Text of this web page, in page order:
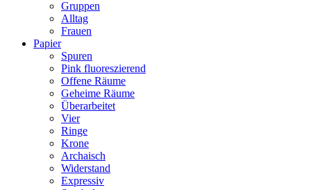
Gruppen
Alltag
Frauen
Papier
Spuren
Pink fluoreszierend
Offene Räume
Geheime Räume
Überarbeitet
Vier
Ringe
Krone
Archaisch
Widerstand
Expressiv